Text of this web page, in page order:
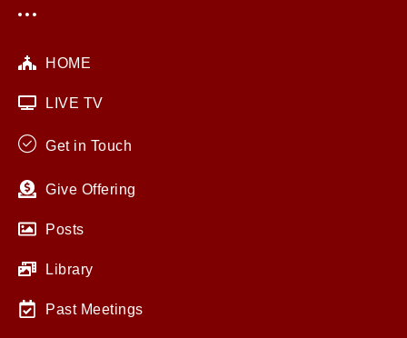
HOME
LIVE TV
Get in Touch
Give Offering
Posts
Library
Past Meetings